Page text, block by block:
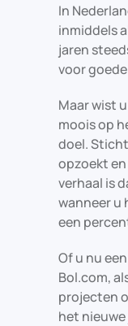
In
inmiddels
jaren
voor
Maar wist
moois op
doel.
opzoekt
verhaal is
wanneer u
een
Of u nu
Bol.com,
projecten
het nieuwe